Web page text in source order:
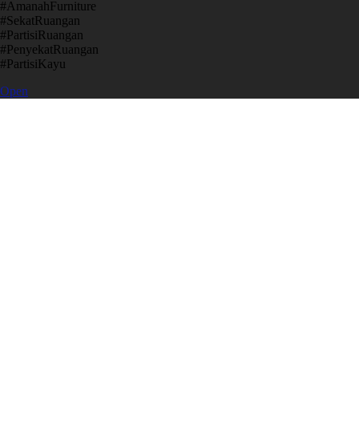
​#AmanahFurniture
​#SekatRuangan
​#PartisiRuangan
​#PenyekatRuangan
​#PartisiKayu
Open